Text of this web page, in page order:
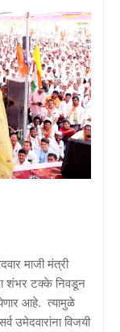
माजी मंत्री
शंभर टक्के निवडून
आहे. त्यामुळे
उमेदवारांना विजयी